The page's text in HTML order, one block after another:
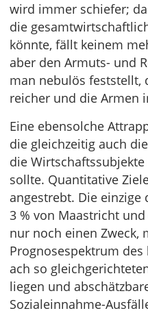
wird immer schiefer;
die
könnte, fällt keinem
aber den Armuts- und
man nebulös feststellt,
reicher und die Armen
Eine ebensolche
die gleichzeitig auch
die
sollte. Quantitative
angestrebt. Die
3 % von Maastricht
nur noch einen Zweck,
Prognosespektrum
ach so
liegen und
Sozialeinnahme-